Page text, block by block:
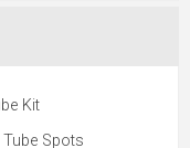
Kit
Spots